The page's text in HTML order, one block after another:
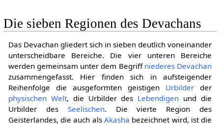
Die sieben Regionen des Devachans
Das Devachan gliedert sich in sieben deutlich voneinander
unterscheidbare Bereiche. Die vier unteren Bereiche
werden gemeinsam unter dem Begriff niederes Devachan
zusammengefasst. Hier finden sich in aufsteigender
Reihenfolge die ausgeformten geistigen Urbilder der
physischen Welt, die Urbilder des Lebendigen und die
Urbilder des Seelischen. Die vierte Region des
Geisterlandes, die auch als Akasha bezeichnet wird, ist die